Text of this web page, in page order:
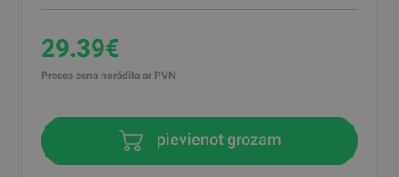
29.39€
Preces cena norādīta ar PVN
pievienot grozam